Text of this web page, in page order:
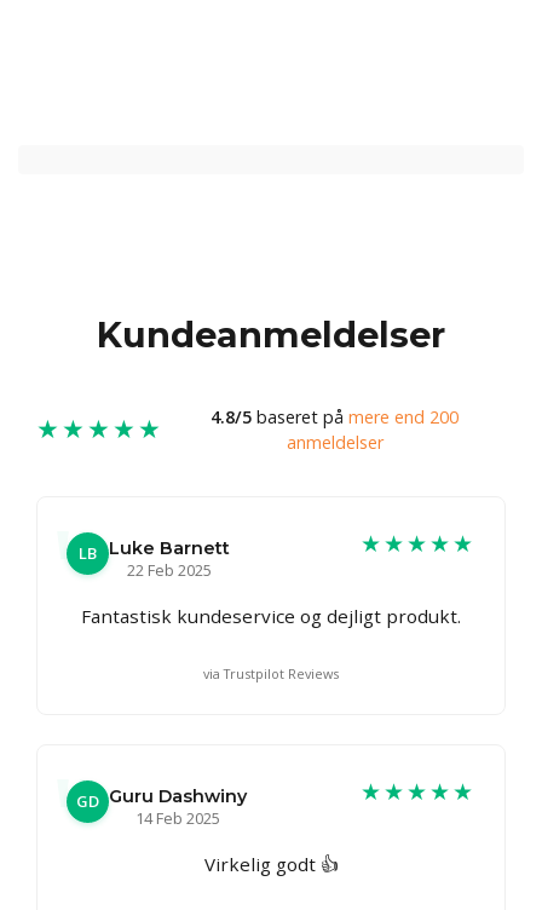
Kundeanmeldelser
★★★★★ 4.8/5 baseret på mere end 200
anmeldelser
LB
Luke Barnett
22 Feb 2025
★★★★★
Fantastisk kundeservice og dejligt produkt.
via Trustpilot Reviews
GD Guru Dashwiny
14 Feb 2025
★★★★★
Virkelig godt 👍